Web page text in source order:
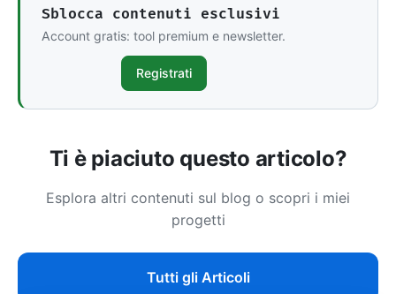
Sblocca contenuti esclusivi
Account gratis: tool premium e newsletter.
Registrati
Ti è piaciuto questo articolo?
Esplora altri contenuti sul blog o scopri i miei
progetti
Tutti gli Articoli